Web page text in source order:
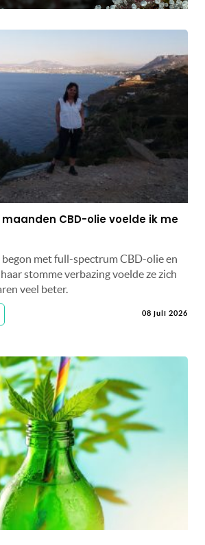
maanden CBD-olie voelde ik me
met full-spectrum CBD-olie en
stomme verbazing voelde ze zich
veel beter.
08 juli 2026